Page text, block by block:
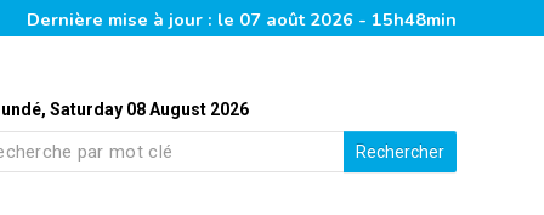
Dernière mise à jour : le 07 août 2026 - 15h48min
Saturday 08 August 2026
Rechercher